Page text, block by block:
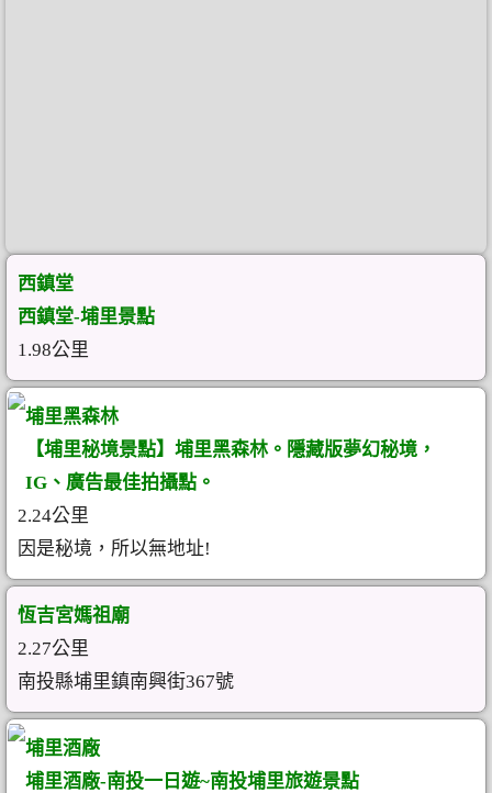
西鎮堂
西鎮堂-埔里景點
1.98公里
埔里黑森林
【埔里秘境景點】埔里黑森林。隱藏版夢幻秘境，
IG、廣告最佳拍攝點。
2.24公里
因是秘境，所以無地址!
恆吉宮媽祖廟
2.27公里
南投縣埔里鎮南興街367號
埔里酒廠
埔里酒廠-南投一日遊~南投埔里旅遊景點